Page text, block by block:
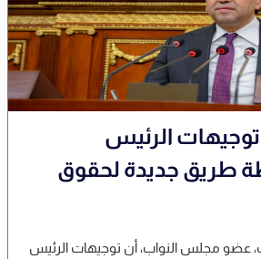
الرئيس
طريق جديدة لحقوق
عضو مجلس النواب، أن توجيهات الرئيس